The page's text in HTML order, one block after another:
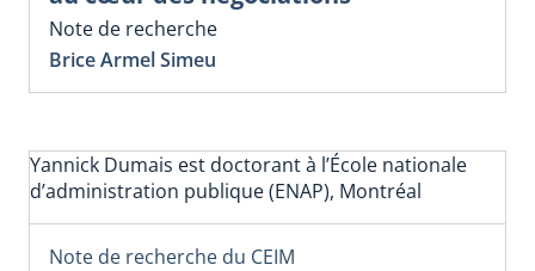
Note de recherche
Brice Armel Simeu
Yannick Dumais est doctorant à l’École nationale
d’administration publique (ENAP), Montréal
Note de recherche du CEIM